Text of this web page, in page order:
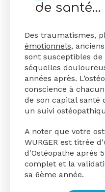
de santé…
Des traumatismes,
émotionnels,
sont susceptibles
séquelles
années après.
conscience à
de son capital santé
un suivi
A noter que votre
WURGER est titrée
d'Ostéopathe après
complet et la
sa 6ème année.